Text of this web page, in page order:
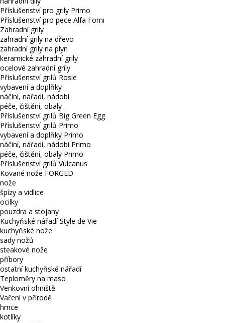
Příslušenství pro grily Primo
Příslušenství pro pece Alfa Forni
Zahradní grily
zahradní grily na dřevo
zahradní grily na plyn
keramické zahradní grily
ocelové zahradní grily
Příslušenství grilů Rösle
vybavení a doplňky
náčiní, nářadí, nádobí
péče, čištění, obaly
Příslušenství grilů Big Green Egg
Příslušenství grilů Primo
vybavení a doplňky Primo
náčiní, nářadí, nádobí Primo
péče, čištění, obaly Primo
Příslušenství grilů Vulcanus
Kované nože FORGED
nože
špízy a vidlice
ocilky
pouzdra a stojany
Kuchyňské nářadí Style de Vie
kuchyňské nože
sady nožů
steakové nože
příbory
ostatní kuchyňské nářadí
Teploměry na maso
Venkovní ohniště
Vaření v přírodě
hrnce
kotlíky